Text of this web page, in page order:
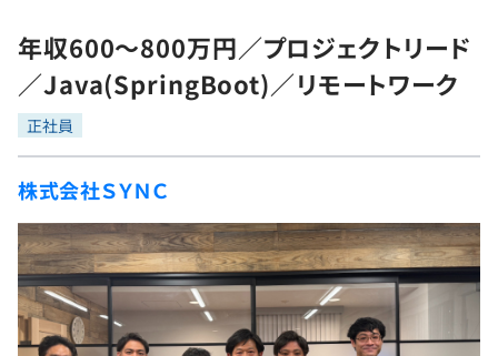
転職成功ガイド
転職エージェント
インタビュー
転職成功ガイド
求人検索
本選考
インターン
新卒エージェント
イベント・セミナー
インタビュー
学習
問題集
ナレッジ
リファレンス
スキルチェック
プログラミング言語
評価結果一覧
再チャレンジ結果一覧
ゲーム・マンガ
Tech Team Journal
paiza times
paizaとは？
年収600～800万円／プロジェクトリード
／Java(SpringBoot)／リモートワーク
正社員
株式会社ＳＹＮＣ